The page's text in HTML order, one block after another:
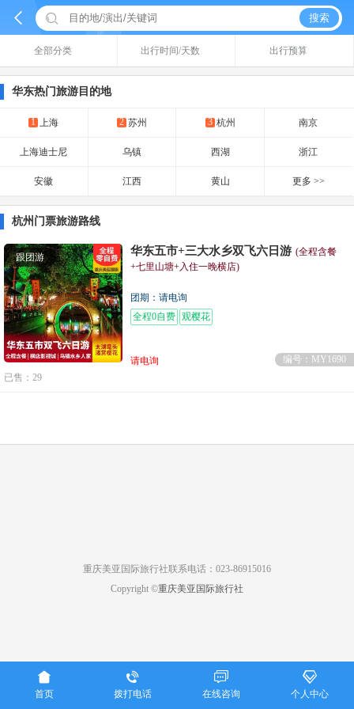
  搜索
全部分类 出行时间/天数 出行预算
华东热门旅游目的地
1 上海 2 苏州 3 杭州 南京
上海迪士尼 乌镇 西湖 浙江
安徽 江西 黄山 更多 >>
杭州门票旅游路线
跟团游 华东五市+三大水乡双飞六日游 (全程含餐
+七里山塘+入住一晚横店)
团期：请电询
全程0自费 观樱花
请电询
编号：MY1690
已售：29
重庆美亚国际旅行社联系电话：023-86915016
Copyright ©重庆美亚国际旅行社

首页

拨打电话

在线咨询

个人中心